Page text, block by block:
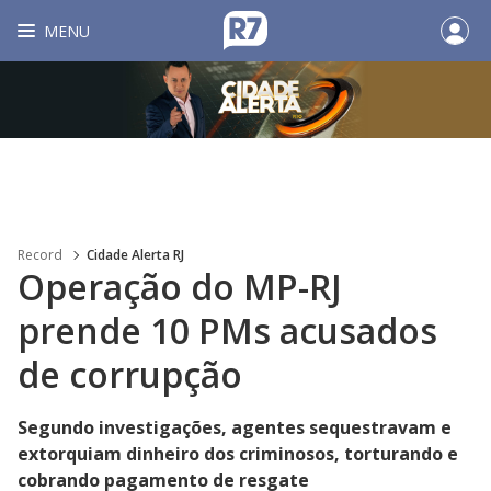
MENU
Record Cidade Alerta RJ
Operação do MP-RJ
prende 10 PMs acusados
de corrupção
Segundo investigações, agentes sequestravam e
extorquiam dinheiro dos criminosos, torturando e
cobrando pagamento de resgate